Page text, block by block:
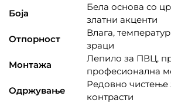
Боја
Бела основа со
златни акценти
Отпорност
Влага,
зраци
Монтажа
Лепило за ПВЦ,
професионална
Одржување
Редовно
контрасти